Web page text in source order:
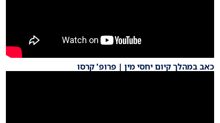
כאב במהלך קיום יחסי מין | פרופ' קרסו